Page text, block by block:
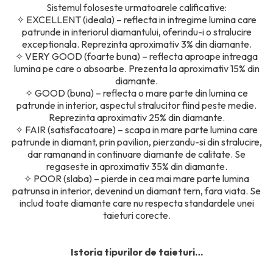
Sistemul foloseste urmatoarele calificative:
✧ EXCELLENT (ideala) – reflecta in intregime lumina care
patrunde in interiorul diamantului, oferindu-i o stralucire
exceptionala. Reprezinta aproximativ 3% din diamante.
✧ VERY GOOD (foarte buna) – reflecta aproape intreaga
lumina pe care o absoarbe. Prezenta la aproximativ 15% din
diamante.
✧ GOOD (buna) – reflecta o mare parte din lumina ce
patrunde in interior, aspectul stralucitor fiind peste medie.
Reprezinta aproximativ 25% din diamante.
✧ FAIR (satisfacatoare) – scapa in mare parte lumina care
patrunde in diamant, prin pavilion, pierzandu-si din stralucire,
dar ramanand in continuare diamante de calitate. Se
regaseste in aproximativ 35% din diamante.
✧ POOR (slaba) – pierde in cea mai mare parte lumina
patrunsa in interior, devenind un diamant tern, fara viata. Se
includ toate diamante care nu respecta standardele unei
taieturi corecte.
Istoria tipurilor de taieturi…